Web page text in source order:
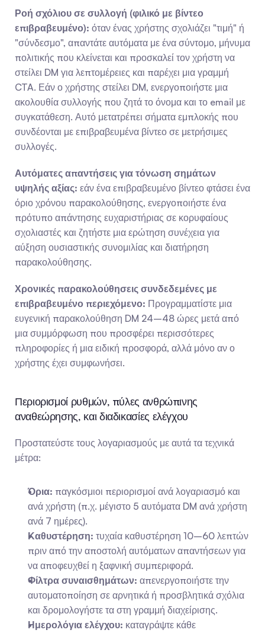
Ροή σχόλιου σε συλλογή (φιλικό με βίντεο
επιβραβευμένο): όταν ένας χρήστης σχολιάζει "τιμή" ή
"σύνδεσμο", απαντάτε αυτόματα με ένα σύντομο, μήνυμα
πολιτικής που κλείνεται και προσκαλεί τον χρήστη να
στείλει DM για λεπτομέρειες και παρέχει μια γραμμή
CTA. Εάν ο χρήστης στείλει DM, ενεργοποιήστε μια
ακολουθία συλλογής που ζητά το όνομα και το email με
συγκατάθεση. Αυτό μετατρέπει σήματα εμπλοκής που
συνδέονται με επιβραβευμένα βίντεο σε μετρήσιμες
συλλογές.
Αυτόματες απαντήσεις για τόνωση σημάτων
υψηλής αξίας: εάν ένα επιβραβευμένο βίντεο φτάσει ένα
όριο χρόνου παρακολούθησης, ενεργοποιήστε ένα
πρότυπο απάντησης ευχαριστήριας σε κορυφαίους
σχολιαστές και ζητήστε μια ερώτηση συνέχεια για
αύξηση ουσιαστικής συνομιλίας και διατήρηση
παρακολούθησης.
Χρονικές παρακολούθησεις συνδεδεμένες με
επιβραβευμένο περιεχόμενο: Προγραμματίστε μια
ευγενική παρακολούθηση DM 24–48 ώρες μετά από
μια συμμόρφωση που προσφέρει περισσότερες
πληροφορίες ή μια ειδική προσφορά, αλλά μόνο αν ο
χρήστης έχει συμφωνήσει.
Περιορισμοί ρυθμών, πύλες ανθρώπινης
αναθεώρησης, και διαδικασίες ελέγχου
Προστατεύστε τους λογαριασμούς με αυτά τα τεχνικά
μέτρα:
Όρια: παγκόσμιοι περιορισμοί ανά λογαριασμό και
ανά χρήστη (π.χ. μέγιστο 5 αυτόματα DM ανά χρήστη
ανά 7 ημέρες).
Καθυστέρηση: τυχαία καθυστέρηση 10–60 λεπτών
πριν από την αποστολή αυτόματων απαντήσεων για
να αποφευχθεί η ξαφνική συμπεριφορά.
Φίλτρα συναισθημάτων: απενεργοποιήστε την
αυτοματοποίηση σε αρνητικά ή προσβλητικά σχόλια
και δρομολογήστε τα στη γραμμή διαχείρισης.
Ημερολόγια ελέγχου: καταγράψτε κάθε